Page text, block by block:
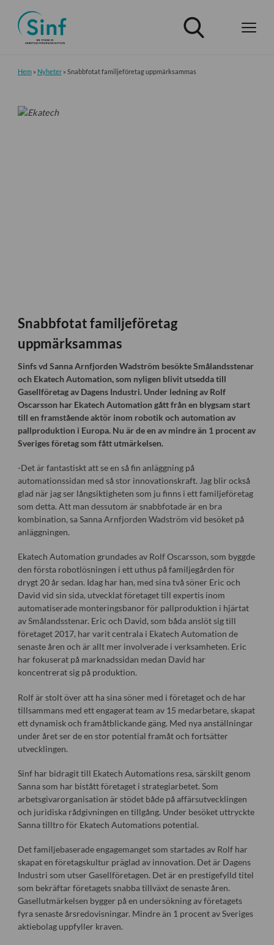
Hem» Nyheter» Snabbfotat familjeföretag uppmärksammas
Snabbfotat familjeföretag
uppmärksammas
Sinfs vd Sanna Arnfjorden Wadström besökte Smålandsstenar
och Ekatech Automation, som nyligen blivit utsedda till
Gasellföretag av Dagens Industri. Under ledning av Rolf
Oscarsson har Ekatech Automation gått från en blygsam start
till en framstående aktör inom robotik och automation av
pallproduktion i Europa. Nu är de en av mindre än 1 procent av
Sveriges företag som fått utmärkelsen.
-Det är fantastiskt att se en så fin anläggning på
automationssidan med så stor innovationskraft. Jag blir också
glad när jag ser långsiktigheten som ju finns i ett familjeföretag
som detta. Att man dessutom är snabbfotade är en bra
kombination, sa Sanna Arnfjorden Wadström vid besöket på
anläggningen.
Ekatech Automation grundades av Rolf Oscarsson, som byggde
den första robotlösningen i ett uthus på familjegården för
drygt 20 år sedan. Idag har han, med sina två söner Eric och
David vid sin sida, utvecklat företaget till expertis inom
automatiserade monteringsbanor för pallproduktion i hjärtat
av Smålandsstenar. Eric och David, som båda anslöt sig till
företaget 2017, har varit centrala i Ekatech Automation de
senaste åren och är allt mer involverade i verksamheten. Eric
har fokuserat på marknadssidan medan David har
koncentrerat sig på produktion.
Rolf är stolt över att ha sina söner med i företaget och de har
tillsammans med ett engagerat team av 15 medarbetare, skapat
ett dynamisk och framåtblickande gäng. Med nya anställningar
under året ser de en stor potential framåt och fortsätter
utvecklingen.
Sinf har bidragit till Ekatech Automations resa, särskilt genom
Sanna som har bistått företaget i strategiarbetet. Som
arbetsgivarorganisation är stödet både på affärsutvecklingen
och juridiska rådgivningen en tillgång. Under besöket uttryckte
Sanna tilltro för Ekatech Automations potential.
Det familjebaserade engagemanget som startades av Rolf har
skapat en företagskultur präglad av innovation. Det är Dagens
Industri som utser Gasellföretagen. Det är en prestigefylld titel
som bekräftar företagets snabba tillväxt de senaste åren.
Gasellutmärkelsen bygger på en undersökning av företagets
fyra senaste årsredovisningar. Mindre än 1 procent av Sveriges
aktiebolag uppfyller kraven.